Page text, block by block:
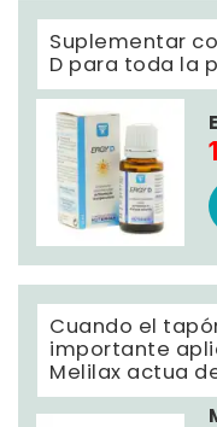
Suplementar
D para toda la
Cuando el
importante
Melilax actua